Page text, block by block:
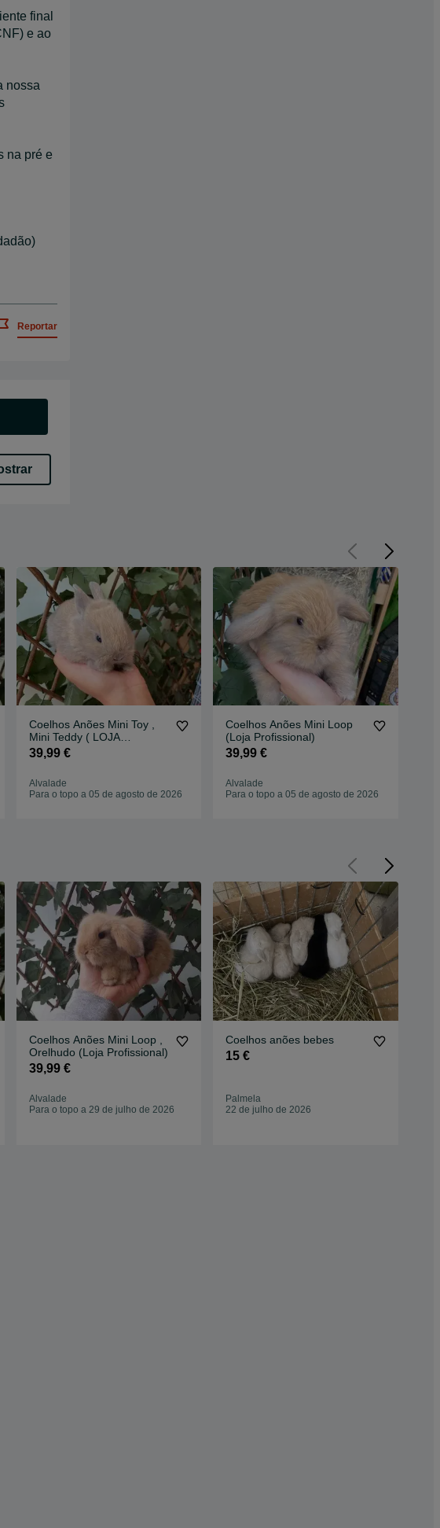
final
e ao
nossa
na pré e
Reportar
Coelhos Anões Mini Toy ,
Mini Teddy ( LOJA
ESPECIALIZADA )
39,99 €
Alvalade
Para o topo a 05 de agosto de 2026
Coelhos Anões Mini Loop
(Loja Profissional)
39,99 €
Alvalade
Para o topo a 05 de agosto de 2026
Coelhos Anões Mini Loop ,
Orelhudo (Loja Profissional)
39,99 €
Alvalade
Para o topo a 29 de julho de 2026
Coelhos anões bebes
15 €
Palmela
22 de julho de 2026